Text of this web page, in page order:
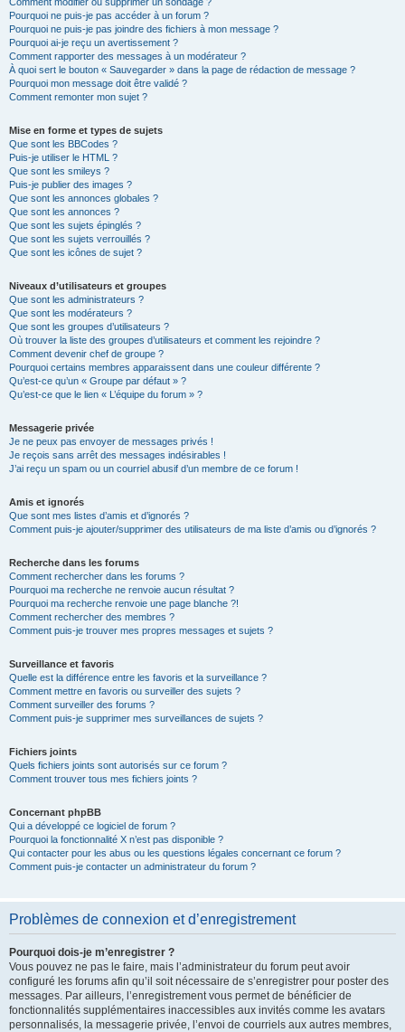
Pourquoi ne puis-je pas accéder à un forum ?
Pourquoi ne puis-je pas joindre des fichiers à mon message ?
Pourquoi ai-je reçu un avertissement ?
Comment rapporter des messages à un modérateur ?
À quoi sert le bouton « Sauvegarder » dans la page de rédaction de message ?
Pourquoi mon message doit être validé ?
Comment remonter mon sujet ?
Mise en forme et types de sujets
Que sont les BBCodes ?
Puis-je utiliser le HTML ?
Que sont les smileys ?
Puis-je publier des images ?
Que sont les annonces globales ?
Que sont les annonces ?
Que sont les sujets épinglés ?
Que sont les sujets verrouillés ?
Que sont les icônes de sujet ?
Niveaux d’utilisateurs et groupes
Que sont les administrateurs ?
Que sont les modérateurs ?
Que sont les groupes d’utilisateurs ?
Où trouver la liste des groupes d’utilisateurs et comment les rejoindre ?
Comment devenir chef de groupe ?
Pourquoi certains membres apparaissent dans une couleur différente ?
Qu’est-ce qu’un « Groupe par défaut » ?
Qu’est-ce que le lien « L’équipe du forum » ?
Messagerie privée
Je ne peux pas envoyer de messages privés !
Je reçois sans arrêt des messages indésirables !
J’ai reçu un spam ou un courriel abusif d’un membre de ce forum !
Amis et ignorés
Que sont mes listes d’amis et d’ignorés ?
Comment puis-je ajouter/supprimer des utilisateurs de ma liste d’amis ou d’ignorés ?
Recherche dans les forums
Comment rechercher dans les forums ?
Pourquoi ma recherche ne renvoie aucun résultat ?
Pourquoi ma recherche renvoie une page blanche ?!
Comment rechercher des membres ?
Comment puis-je trouver mes propres messages et sujets ?
Surveillance et favoris
Quelle est la différence entre les favoris et la surveillance ?
Comment mettre en favoris ou surveiller des sujets ?
Comment surveiller des forums ?
Comment puis-je supprimer mes surveillances de sujets ?
Fichiers joints
Quels fichiers joints sont autorisés sur ce forum ?
Comment trouver tous mes fichiers joints ?
Concernant phpBB
Qui a développé ce logiciel de forum ?
Pourquoi la fonctionnalité X n’est pas disponible ?
Qui contacter pour les abus ou les questions légales concernant ce forum ?
Comment puis-je contacter un administrateur du forum ?
Problèmes de connexion et d’enregistrement
Pourquoi dois-je m’enregistrer ?
Vous pouvez ne pas le faire, mais l’administrateur du forum peut avoir
configuré les forums afin qu’il soit nécessaire de s’enregistrer pour poster des
messages. Par ailleurs, l’enregistrement vous permet de bénéficier de
fonctionnalités supplémentaires inaccessibles aux invités comme les avatars
personnalisés, la messagerie privée, l’envoi de courriels aux autres membres,